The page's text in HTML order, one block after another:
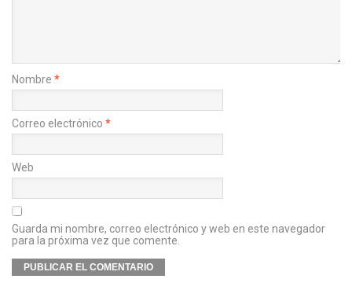
Nombre *
Correo electrónico *
Web
Guarda mi nombre, correo electrónico y web en este navegador
para la próxima vez que comente.